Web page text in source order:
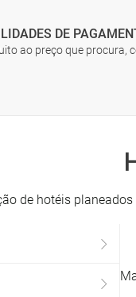
DE
ao preço que procura,
de hotéis